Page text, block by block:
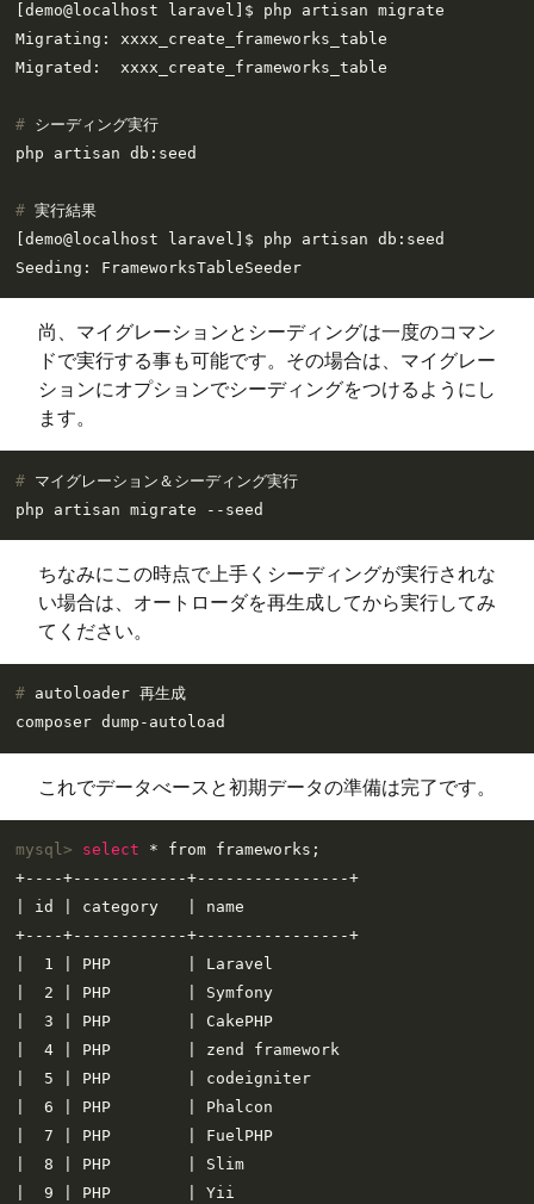
[demo@localhost laravel]$ php artisan migrate
Migrating: xxxx_create_frameworks_table
# シーディング実行
# 実行結果
[demo@localhost laravel]$ php artisan db:seed
尚、マイグレーションとシーディングは一度のコマン
ドで実行する事も可能です。その場合は、マイグレー
ションにオプションでシーディングをつけるようにし
ます。
# マイグレーション＆シーディング実行
ちなみにこの時点で上手くシーディングが実行されな
い場合は、オートローダを再生成してから実行してみ
てください。
# autoloader 再生成
これでデータべースと初期データの準備は完了です。
mysql> select * from frameworks;
+----+------------+----------------+
| id | category   | name
+----+------------+----------------+
|  1 | PHP        | Laravel
|  2 | PHP        | Symfony
|  3 | PHP        | CakePHP
|  4 | PHP        | zend framework
|  5 | PHP        | codeigniter
|  6 | PHP        | Phalcon
|  7 | PHP        | FuelPHP
|  8 | PHP        | Slim
|  9 | PHP        | Yii